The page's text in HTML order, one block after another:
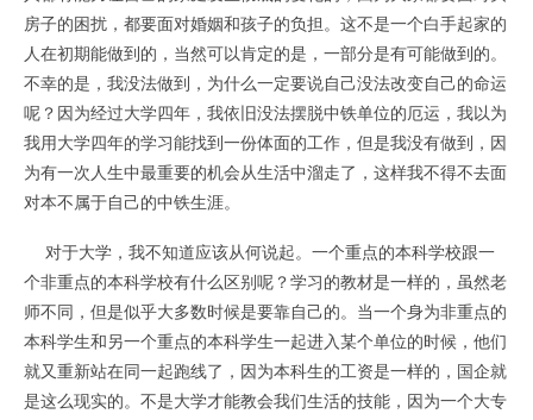
房子的困扰，都要面对婚姻和孩子的负担。这不是一个白手起家的
人在初期能做到的，当然可以肯定的是，一部分是有可能做到的。
不幸的是，我没法做到，为什么一定要说自己没法改变自己的命运
呢？因为经过大学四年，我依旧没法摆脱中铁单位的厄运，我以为
我用大学四年的学习能找到一份体面的工作，但是我没有做到，因
为有一次人生中最重要的机会从生活中溜走了，这样我不得不去面
对本不属于自己的中铁生涯。
对于大学，我不知道应该从何说起。一个重点的本科学校跟一
个非重点的本科学校有什么区别呢？学习的教材是一样的，虽然老
师不同，但是似乎大多数时候是要靠自己的。当一个身为非重点的
本科学生和另一个重点的本科学生一起进入某个单位的时候，他们
就又重新站在同一起跑线了，因为本科生的工资是一样的，国企就
是这么现实的。不是大学才能教会我们生活的技能，因为一个大专